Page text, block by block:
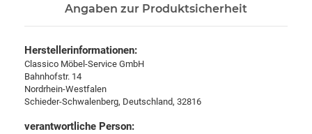
Angaben zur Produktsicherheit
Herstellerinformationen:
Classico Möbel-Service GmbH
Bahnhofstr. 14
Nordrhein-Westfalen
Schieder-Schwalenberg, Deutschland, 32816
verantwortliche Person: